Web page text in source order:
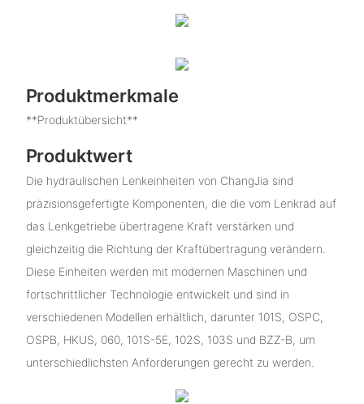
Produktmerkmale
**Produktübersicht**
Produktwert
Die hydraulischen Lenkeinheiten von ChangJia sind
präzisionsgefertigte Komponenten, die die vom Lenkrad auf
das Lenkgetriebe übertragene Kraft verstärken und
gleichzeitig die Richtung der Kraftübertragung verändern.
Diese Einheiten werden mit modernen Maschinen und
fortschrittlicher Technologie entwickelt und sind in
verschiedenen Modellen erhältlich, darunter 101S, OSPC,
OSPB, HKUS, 060, 101S-5E, 102S, 103S und BZZ-B, um
unterschiedlichsten Anforderungen gerecht zu werden.